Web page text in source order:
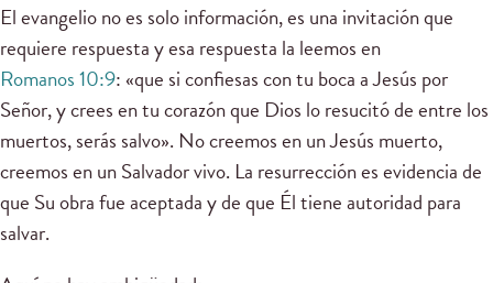
El evangelio no es solo información, es una invitación que
requiere respuesta y esa respuesta la leemos en
Romanos 10:9: «que si confiesas con tu boca a Jesús por
Señor, y crees en tu corazón que Dios lo resucitó de entre los
muertos, serás salvo». No creemos en un Jesús muerto,
creemos en un Salvador vivo. La resurrección es evidencia de
que Su obra fue aceptada y de que Él tiene autoridad para
salvar.